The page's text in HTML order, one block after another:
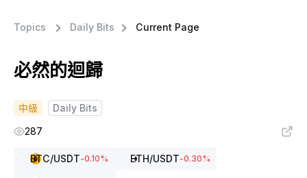
Topics Daily Bits Current Page
必然的迴歸
中級
Daily Bits
287
BTC/USDT-0.10% ETH/USDT-0.30%